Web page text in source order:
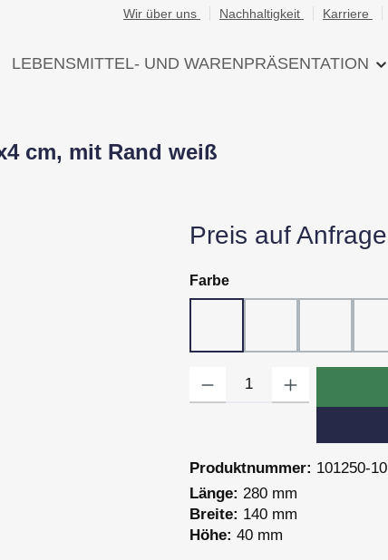
Wir über uns Nachhaltigkeit Karriere
LEBENSMITTEL- UND WARENPRÄSENTATION
cm, mit Rand weiß
Preis auf Anfrage
Farbeauswählen
Produktnummer: 101250-10
Länge: 280 mm
Breite: 140 mm
Höhe: 40 mm